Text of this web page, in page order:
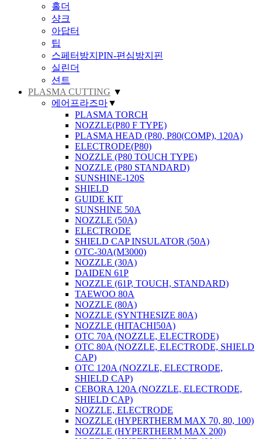
홀더
샹크
아답터
팁
스페터방지PIN-편심방지핀
실린더
션트
PLASMA CUTTING ▼
에어프라즈마▼
PLASMA TORCH
NOZZLE(P80 F TYPE)
PLASMA HEAD (P80, P80(COMP), 120A)
ELECTRODE(P80)
NOZZLE (P80 TOUCH TYPE)
NOZZLE (P80 STANDARD)
SUNSHINE-120S
SHIELD
GUIDE KIT
SUNSHINE 50A
NOZZLE (50A)
ELECTRODE
SHIELD CAP INSULATOR (50A)
OTC-30A(M3000)
NOZZLE (30A)
DAIDEN 61P
NOZZLE (61P, TOUCH, STANDARD)
TAEWOO 80A
NOZZLE (80A)
NOZZLE (SYNTHESIZE 80A)
NOZZLE (HITACHI50A)
OTC 70A (NOZZLE, ELECTRODE)
OTC 80A (NOZZLE, ELECTRODE, SHIELD
CAP)
OTC 120A (NOZZLE, ELECTRODE,
SHIELD CAP)
CEBORA 120A (NOZZLE, ELECTRODE,
SHIELD CAP)
NOZZLE, ELECTRODE
NOZZLE (HYPERTHERM MAX 70, 80, 100)
NOZZLE (HYPERTHERM MAX 200)